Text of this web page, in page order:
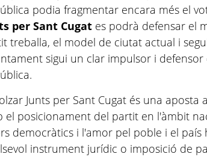
podia fragmentar encara més el
per Sant Cugat es podrà defensar el
treballa, el model de ciutat actual i
sigui un clar impulsor i defensor
Junts per Sant Cugat és una
el posicionament del partit en l'àmbit
democràtics i l'amor pel poble i el
instrument jurídic o imposició de